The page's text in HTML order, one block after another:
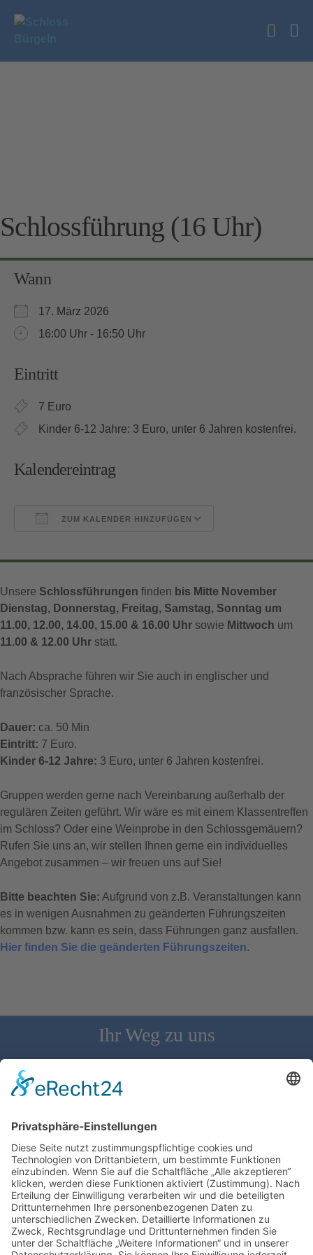
Inhalt
Schlossführung (16 Uhr)
Wann
17. März 2026
16:00 Uhr - 16:50 Uhr
Eintritt
7 Euro
Kinder 6-12 Jahre: 3 Euro, unter 6 Jahren kostenfrei.
Kalendereintrag
ZUM KALENDER HINZUFÜGEN
Unsere Schlossführungen finden bis Mitte November
Dienstag, Donnerstag, Freitag, Samstag, Sonntag um
11.00, 12.00, 14.00, 15.00 & 16.00 Uhr sowie Mittwoch um
11.00 & 12.00 Uhr statt.
Nach Absprache führen wir Sie auch in englischer und
französischer Sprache.
Dauer: ca. 50 Min
Eintritt: 7 Euro.
Kinder 6-12 Jahre: 3 Euro, unter 6 Jahren kostenfrei.
Gruppen werden gerne nach Vereinbarung außerhalb der
regulären Zeiten geführt. Wir wäre es mit einem Klassentreffen
im Schloss? Oder eine Weinprobe in den Schlossgemäuern?
Rufen Sie uns an, wir stellen Ihnen gerne ein individuelles
Angebot zusammen – wir freuen uns auf Sie!
Bitte beachten Sie: Aufgrund von z.B. Veranstaltungen kann
es in wenigen Ausnahmen zu geänderten Führungszeiten
kommen bzw. kann es sein, dass Führungen ganz ausfallen.
Hier finden Sie die geänderten Führungszeiten.
Ihr Weg zu uns
Schloss Bürgeln, 79418 Schliengen | Telefon: 07626/237 | E-
Mail: direktion@schlossbuergeln.de
Wir benötigen Ihre Zustimmung, um den
Google Maps-Service zu laden!
Wir verwenden einen Service eines
Drittanbieters, um Karteninhalte einzubetten.
Dieser Service kann Daten zu Ihren Aktivitäten
sammeln. Bitte lesen Sie die Details durch und
stimmen Sie der Nutzung des Service zu, um